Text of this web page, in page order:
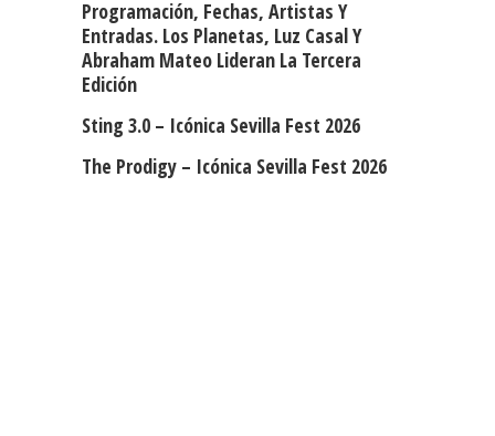
Programación, Fechas, Artistas Y
Entradas. Los Planetas, Luz Casal Y
Abraham Mateo Lideran La Tercera
Edición
Sting 3.0 – Icónica Sevilla Fest 2026
The Prodigy – Icónica Sevilla Fest 2026